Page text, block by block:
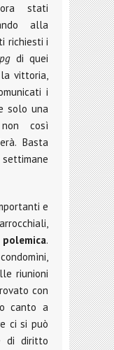
stati
alla
richiesti i
di quei
vittoria,
i
solo una
così
Basta
e
.
riunioni
con
canto a
ci si può
di diritto